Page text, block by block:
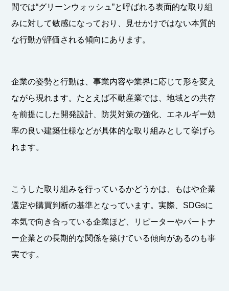
間では“グリーンウォッシュ”と呼ばれる表面的な取り組
みに対して敏感になっており、見せかけではない本質的
な行動が評価される傾向にあります。
企業の姿勢と行動は、事業内容や業界に応じて形を変え
ながら現れます。たとえば不動産業では、地域との共存
を前提にした開発設計、防災対策の強化、エネルギー効
率の良い建築仕様などが具体的な取り組みとして挙げら
れます。
こうした取り組みを行っているかどうかは、もはや企業
選定や購買判断の基準となっています。実際、SDGsに
本気で向き合っている企業ほど、リピーターやパートナ
ー企業との長期的な関係を築けている傾向があるのも事
実です。